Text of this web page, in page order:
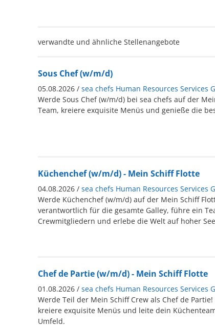
verwandte und ähnliche Stellenangebote
Sous Chef (w/m/d)
05.08.2026 / sea chefs Human Resources Services
Werde Sous Chef (w/m/d) bei sea chefs auf der
Team, kreiere exquisite Menüs und genieße die
Küchenchef (w/m/d) - Mein Schiff Flotte
04.08.2026 / sea chefs Human Resources Services
Werde Küchenchef (w/m/d) auf der Mein Schiff
verantwortlich für die gesamte Galley, führe ein
Crewmitgliedern und erlebe die Welt auf hoher
Chef de Partie (w/m/d) - Mein Schiff Flotte
01.08.2026 / sea chefs Human Resources Services
Werde Teil der Mein Schiff Crew als Chef de
kreiere exquisite Menüs und leite dein
Umfeld.